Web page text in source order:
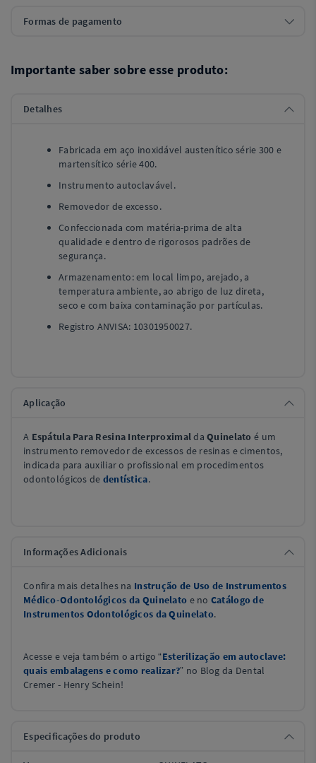
Formas de pagamento
Importante saber sobre esse produto:
Detalhes
Fabricada em aço inoxidável austenítico série 300 e
martensítico série 400.
Instrumento autoclavável.
Removedor de excesso.
Confeccionada com matéria-prima de alta
qualidade e dentro de rigorosos padrões de
segurança.
Armazenamento: em local limpo, arejado, a
temperatura ambiente, ao abrigo de luz direta,
seco e com baixa contaminação por partículas.
Registro ANVISA: 10301950027.
Aplicação
A Espátula Para Resina InterproximaldaQuinelatoé um
instrumento removedor de excessos de resinas e cimentos,
indicada para auxiliar o profissional em procedimentos
odontológicos de dentística.
Informações Adicionais
Confira mais detalhes na Instrução de Uso de Instrumentos
Médico-Odontológicos da Quinelato e no Catálogo de
Instrumentos Odontológicos da Quinelato.
Acesse e veja também o artigo “Esterilização em autoclave:
quais embalagens e como realizar?” no Blog da Dental
Cremer - Henry Schein!
Especificações do produto